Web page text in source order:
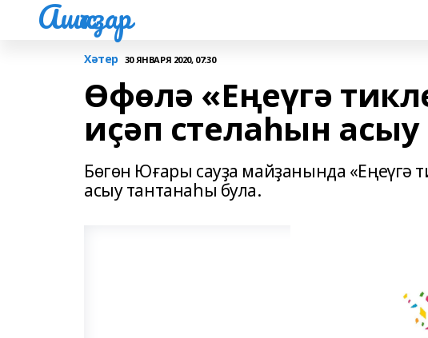
Ашҡаҙар
Хәтер 30 ЯНВАРЯ 2020, 07:30
Өфөлә «Еңеүгә
иҫәп стелаһын
Бөгөн Юғары сауҙа майҙанында «Еңеүгә
асыу тантанаһы була.